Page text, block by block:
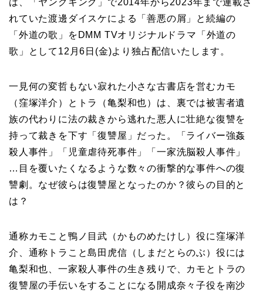
れていた渡邊ダイスケによる「善悪の屑」と続編の
「外道の歌」をDMM TVオリジナルドラマ「外道の
歌」として12月6日(金)より独占配信いたします。
⼀⾒何の変哲もない寂れた⼩さな古書店を営むカモ
（窪塚洋介）とトラ（亀梨和也）は、裏では被害者遺
族の代わりに法の裁きから逃れた悪人に壮絶な復讐を
持って裁きを下す「復讐屋」だった。「ライバー強姦
殺人事件」「児童虐待死事件」「一家洗脳殺人事件」
…目を覆いたくなるような数々の衝撃的な事件への復
讐劇。なぜ彼らは復讐屋となったのか？彼らの目的と
は？
通称カモこと鴨ノ目武（かものめたけし）役に窪塚洋
介、通称トラこと島田虎信（しまだとらのぶ）役には
亀梨和也、一家殺人事件の生き残りで、カモとトラの
復讐屋の手伝いをすることになる開成奈々子役を南沙